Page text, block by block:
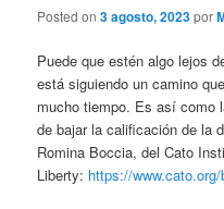
Posted on3 agosto, 2023por
Puede que estén algo lejos
está siguiendo un camino
mucho tiempo. Es así como
de bajar la calificación de la
Romina Boccia, del Cato
Liberty: https://